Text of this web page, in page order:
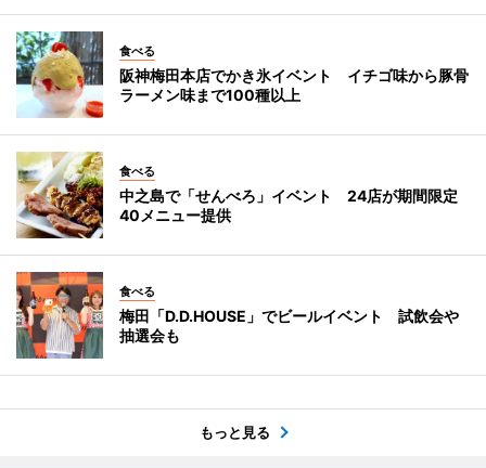
食べる
阪神梅田本店でかき氷イベント イチゴ味から豚骨
ラーメン味まで100種以上
食べる
中之島で「せんべろ」イベント 24店が期間限定
40メニュー提供
食べる
梅田「D.D.HOUSE」でビールイベント 試飲会や
抽選会も
もっと見る